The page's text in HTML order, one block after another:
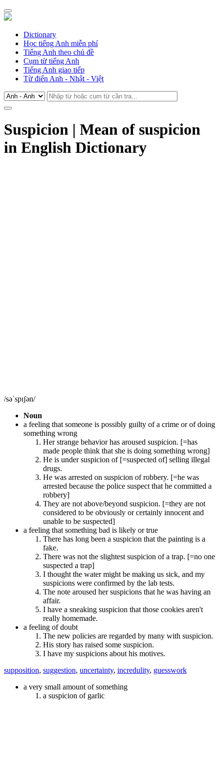
Dictionary
Học tiếng Anh miễn phí
Tiếng Anh theo chủ đề
Cụm từ tiếng Anh
Tiếng Anh giao tiếp
Từ điển Anh - Nhật - Việt
Suspicion | Mean of suspicion
in English Dictionary
/səˈspɪʃən/
Noun
a feeling that someone is possibly guilty of a crime or of doing
something wrong
Her strange behavior has aroused suspicion. [=has
made people think that she is doing something wrong]
He is under suspicion of [=suspected of] selling illegal
drugs.
He was arrested on suspicion of robbery. [=he was
arrested because the police suspect that he committed a
robbery]
They are not above/beyond suspicion. [=they are not
considered to be obviously or certainly innocent and
unable to be suspected]
a feeling that something bad is likely or true
There has long been a suspicion that the painting is a
fake.
There was not the slightest suspicion of a trap. [=no one
suspected a trap]
I thought the water might be making us sick, and my
suspicions were confirmed by the lab tests.
The note aroused her suspicions that he was having an
affair.
I have a sneaking suspicion that those cookies aren't
really homemade.
a feeling of doubt
The new policies are regarded by many with suspicion.
His story has raised some suspicion.
I have my suspicions about his motives.
supposition, suggestion, uncertainty, incredulity, guesswork
a very small amount of something
a suspicion of garlic